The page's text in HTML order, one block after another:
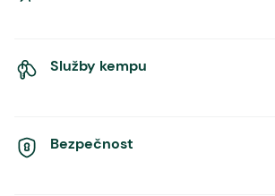
Služby kempu
Bezpečnost